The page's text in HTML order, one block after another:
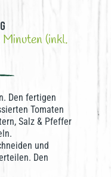
(inkl.
Den fertigen
Tomaten
Salz & Pfeffer
und
Den